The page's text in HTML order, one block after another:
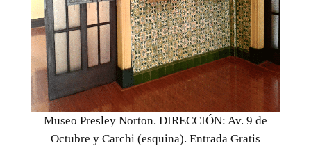
Museo Presley Norton. DIRECCIÓN: Av. 9 de
Octubre y Carchi (esquina). Entrada Gratis